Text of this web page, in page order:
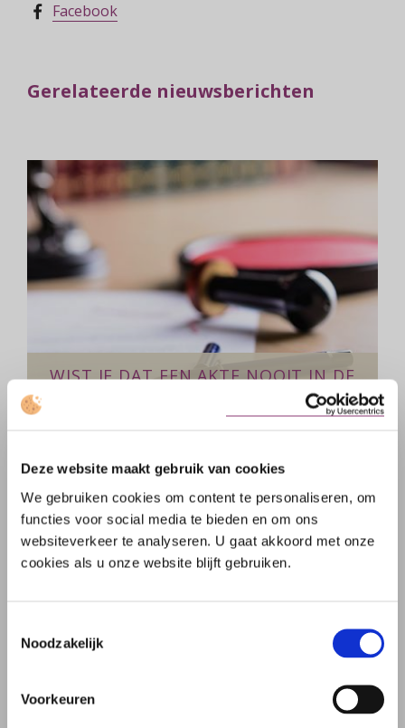
Deze website maakt gebruik van cookies
We gebruiken cookies om content te personaliseren, om
functies voor social media te bieden en om ons
websiteverkeer te analyseren. U gaat akkoord met onze
cookies als u onze website blijft gebruiken.
Noodzakelijk
Voorkeuren
Facebook
Gerelateerde nieuwsberichten
WIST JE DAT EEN AKTE NOOIT IN DE
afspraak op papier
Lees meerover
Wist
je